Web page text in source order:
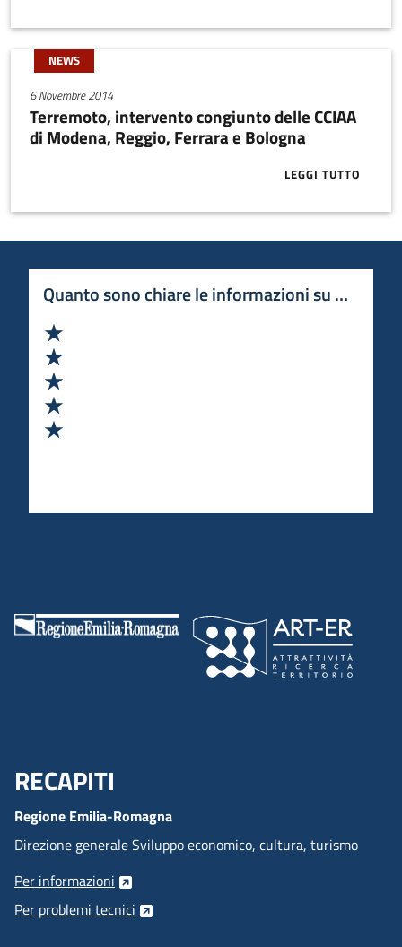
NEWS
6 Novembre 2014
Terremoto, intervento congiunto delle CCIAA
di Modena, Reggio, Ferrara e Bologna
LEGGI TUTTO
ABOUT
Quanto sono chiare le informazioni su questa
Menu Footer
RECAPITI
Regione Emilia-Romagna
Direzione generale Sviluppo economico, cultura, turismo
Per informazioni
Per problemi tecnici